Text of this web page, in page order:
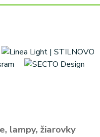
lampy, žiarovky